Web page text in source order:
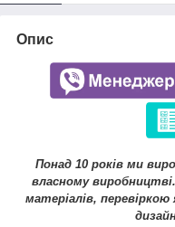
Опис
Понад 10 років ми
власному
матеріалів,